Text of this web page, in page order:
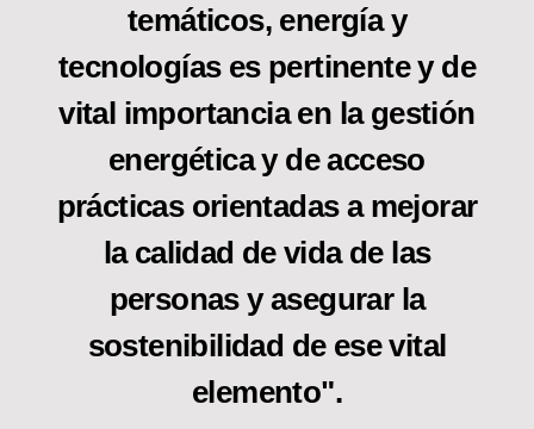
temáticos, energía y
tecnologías es pertinente y de
vital importancia en la gestión
energética y de acceso
prácticas orientadas a mejorar
la calidad de vida de las
personas y asegurar la
sostenibilidad de ese vital
elemento".